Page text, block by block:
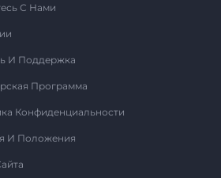
С Нами
И Поддержка
Программа
Конфиденциальности
И Положения